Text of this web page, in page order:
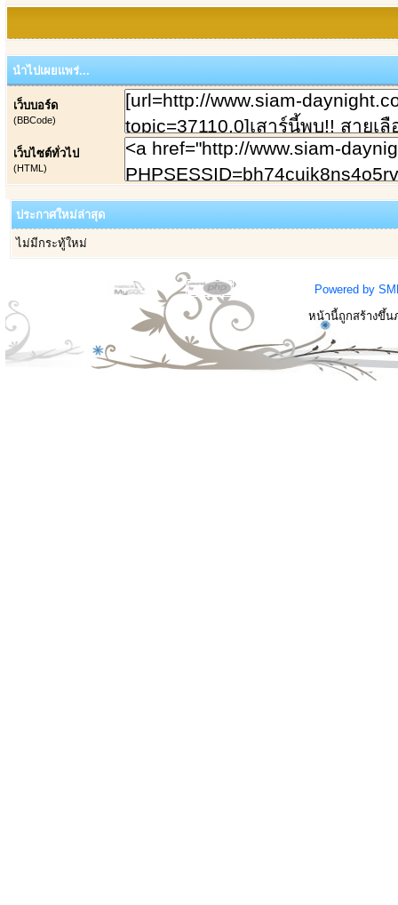
นำไปเผยแพร่...
เว็บบอร์ด
(BBCode)
เว็บไซต์ทั่วไป
(HTML)
ประกาศใหม่ล่าสุด
ไม่มีกระทู้ใหม่
Powered by
หน้านี้ถูกสร้างขึ้น